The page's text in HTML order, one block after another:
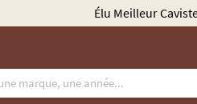
Explorez notre collection